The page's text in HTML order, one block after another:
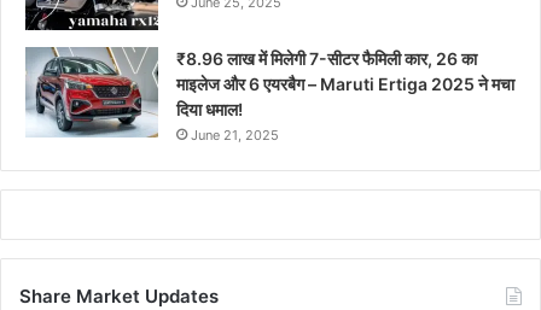
₹8.96 लाख में मिलेगी 7-सीटर फैमिली कार, 26 का
माइलेज और 6 एयरबैग – Maruti Ertiga 2025 ने मचा
दिया धमाल!
June 21, 2025
Share Market Updates